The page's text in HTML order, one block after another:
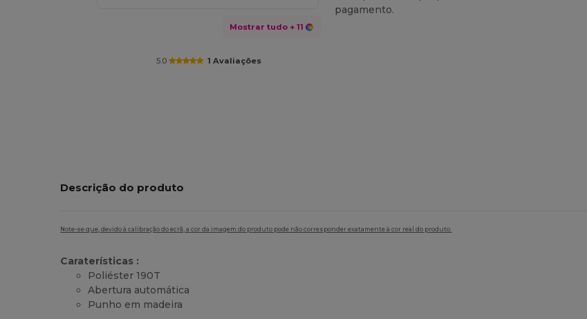
Mostrar tudo + 11
5.0 1 Avaliações
pagamento.
Descrição do produto
Note-se que, devido à calibração do ecrã, a cor da imagem do produto pode não corresponder exatamente à cor real do produto.
Caraterísticas :
Poliéster 190T
Abertura automática
Punho em madeira